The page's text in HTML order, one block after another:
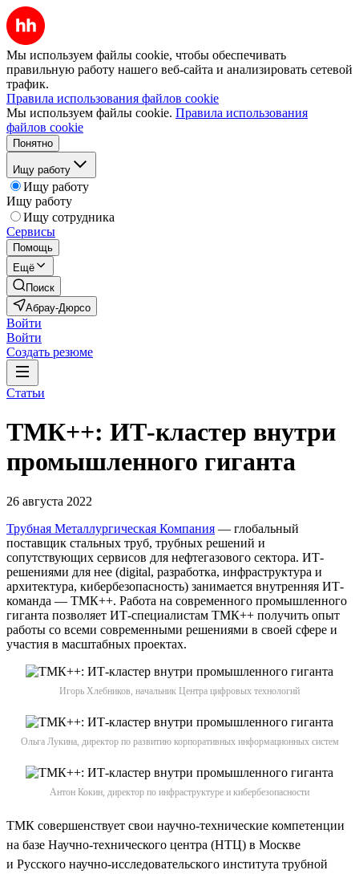
Мы используем файлы cookie, чтобы обеспечивать
правильную работу нашего веб-сайта и анализировать сетевой
трафик.
Правила использования файлов cookie
Мы используем файлы cookie. Правила использования
файлов cookie
Понятно
Ищу работу
Ищу работу
Ищу работу
Ищу сотрудника
Сервисы
Помощь
Ещё
Поиск
Абрау-Дюрсо
Войти
Войти
Создать резюме
Статьи
ТМК++: ИТ-кластер внутри
промышленного гиганта
26 августа 2022
Трубная Металлургическая Компания — глобальный
поставщик стальных труб, трубных решений и
сопутствующих сервисов для нефтегазового сектора. ИТ-
решениями для нее (digital, разработка, инфраструктура и
архитектура, кибербезопасность) занимается внутренняя ИТ-
команда — ТМК++. Работа на современного промышленного
гиганта позволяет ИТ-специалистам ТМК++ получить опыт
работы со всеми современными решениями в своей сфере и
участия в масштабных проектах.
Игорь Хлебников, начальник Центра цифровых технологий
Ольга Лукина, директор по развитию корпоративных информационных систем
Антон Кокин, директор по инфраструктуре и кибербезопасности
ТМК совершенствует свои научно-технические компетенции
на базе Научно-технического центра (НТЦ) в Москве
и Русского научно-исследовательского института трубной